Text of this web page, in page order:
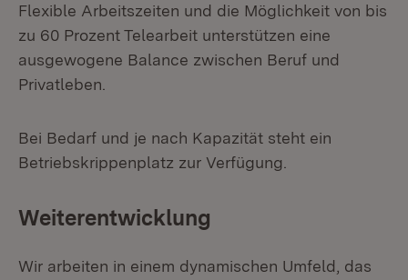
Flexible Arbeitszeiten und die Möglichkeit von bis
zu 60 Prozent Telearbeit unterstützen eine
ausgewogene Balance zwischen Beruf und
Privatleben.
Bei Bedarf und je nach Kapazität steht ein
Betriebskrippenplatz zur Verfügung.
Weiterentwicklung
Wir arbeiten in einem dynamischen Umfeld, das